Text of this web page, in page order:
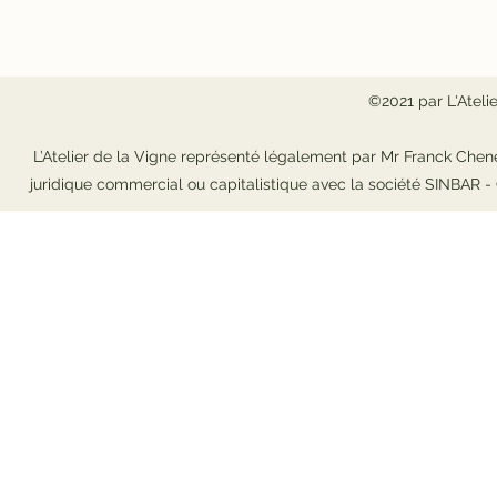
©2021 par
L’Atelier de la Vigne représenté légalement par Mr Franck
juridique commercial ou capitalistique avec la société SINBAR